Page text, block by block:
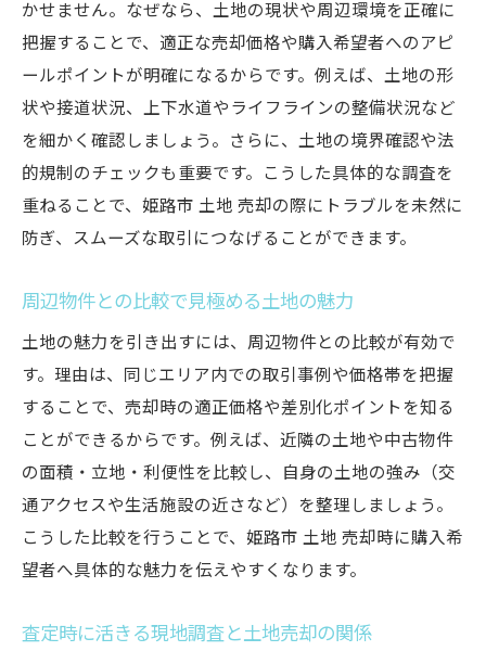
かせません。なぜなら、土地の現状や周辺環境を正確に
把握することで、適正な売却価格や購入希望者へのアピ
ールポイントが明確になるからです。例えば、土地の形
状や接道状況、上下水道やライフラインの整備状況など
を細かく確認しましょう。さらに、土地の境界確認や法
的規制のチェックも重要です。こうした具体的な調査を
重ねることで、姫路市 土地 売却の際にトラブルを未然に
防ぎ、スムーズな取引につなげることができます。
周辺物件との比較で見極める土地の魅力
土地の魅力を引き出すには、周辺物件との比較が有効で
す。理由は、同じエリア内での取引事例や価格帯を把握
することで、売却時の適正価格や差別化ポイントを知る
ことができるからです。例えば、近隣の土地や中古物件
の面積・立地・利便性を比較し、自身の土地の強み（交
通アクセスや生活施設の近さなど）を整理しましょう。
こうした比較を行うことで、姫路市 土地 売却時に購入希
望者へ具体的な魅力を伝えやすくなります。
査定時に活きる現地調査と土地売却の関係